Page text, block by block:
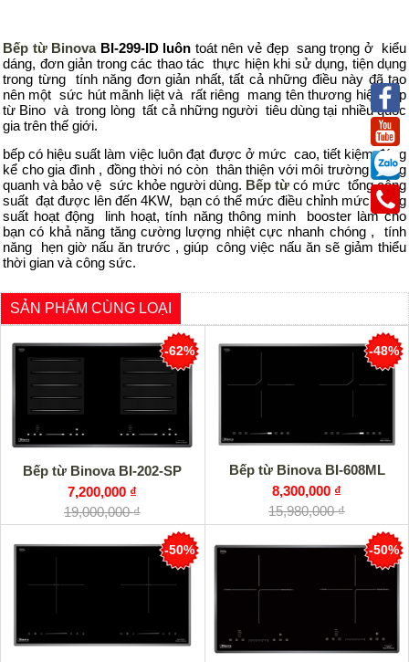
Bếp từ BinovaBI-299-ID luôn toát nên vẻ đẹp sang trọng ở kiểu
dáng, đơn giản trong các thao tác thực hiện khi sử dụng, tiện dụng
trong từng tính năng đơn giản nhất, tất cả những điều này đã tạo
nên một sức hút mãnh liệt và rất riêng mang tên thương hiệu bếp
từ Bino và trong lòng tất cả những người tiêu dùng tại nhiều quốc
gia trên thế giới.
bếp có hiệu suất làm việc luôn đạt được ở mức cao, tiết kiệm đáng
kể cho gia đình , đồng thời nó còn thân thiện với môi trường xung
quanh và bảo vệ sức khỏe người dùng. Bếp từ có mức tổng công
suất đạt được lên đến 4KW, bạn có thể mức điều chỉnh mức công
suất hoạt động linh hoạt, tính năng thông minh booster làm cho
bạn có khả năng tăng cường lượng nhiệt cực nhanh chóng , tính
năng hẹn giờ nấu ăn trước , giúp công việc nấu ăn sẽ giảm thiểu
thời gian và công sức.
SẢN PHẨM CÙNG LOẠI
Bếp từ Binova BI-202-SP
7,200,000 ₫
19,000,000 ₫
-62%
Bếp từ Binova BI-608ML
8,300,000 ₫
15,980,000 ₫
-48%
-50% -50%